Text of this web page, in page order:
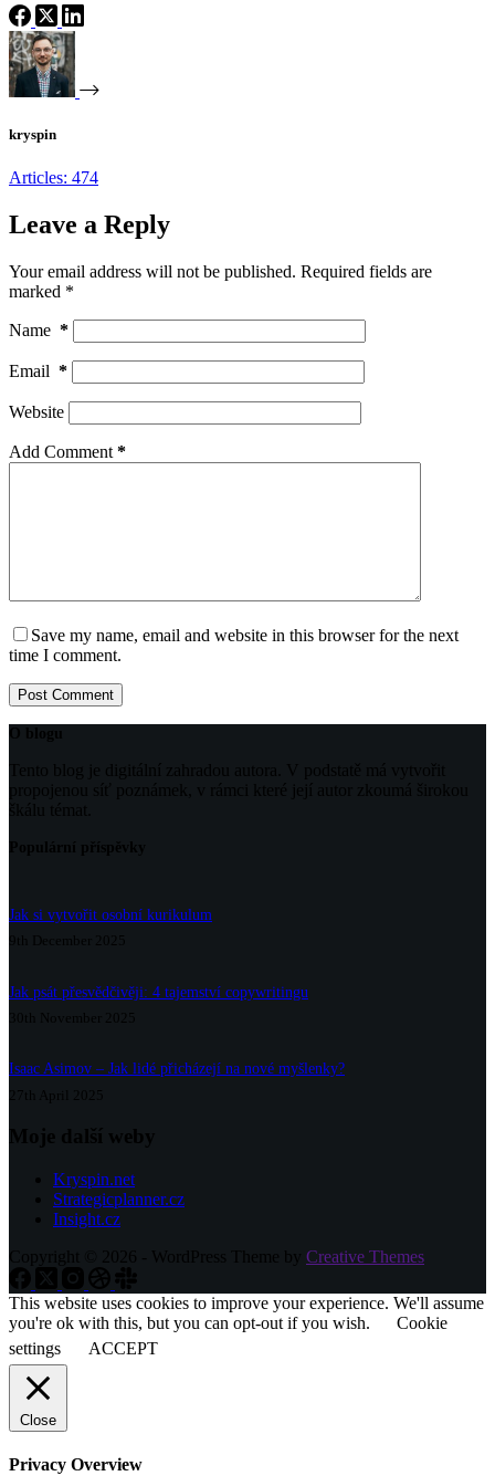
kryspin
Articles: 474
Leave a Reply
Your email address will not be published. Required fields are
marked *
Name *
Email *
Website
Add Comment *
Save my name, email and website in this browser for the next
time I comment.
Post Comment
O blogu
Tento blog je digitální zahradou autora. V podstatě má vytvořit
propojenou síť poznámek, v rámci které její autor zkoumá širokou
škálu témat.
Populární příspěvky
Jak si vytvořit osobní kurikulum
9th December 2025
Jak psát přesvědčivěji: 4 tajemství copywritingu
30th November 2025
Isaac Asimov – Jak lidé přicházejí na nové myšlenky?
27th April 2025
Moje další weby
Kryspin.net
Strategicplanner.cz
Insight.cz
Copyright © 2026 - WordPress Theme by Creative Themes
This website uses cookies to improve your experience. We'll assume
you're ok with this, but you can opt-out if you wish.
Cookie
settings
ACCEPT
Close
Privacy Overview